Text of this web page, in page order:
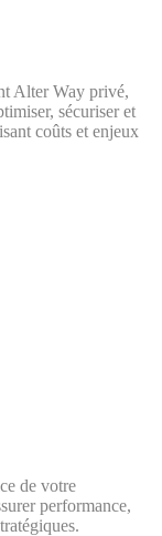
Alter Way privé,
sécuriser et
coûts et enjeux
de votre
performance,